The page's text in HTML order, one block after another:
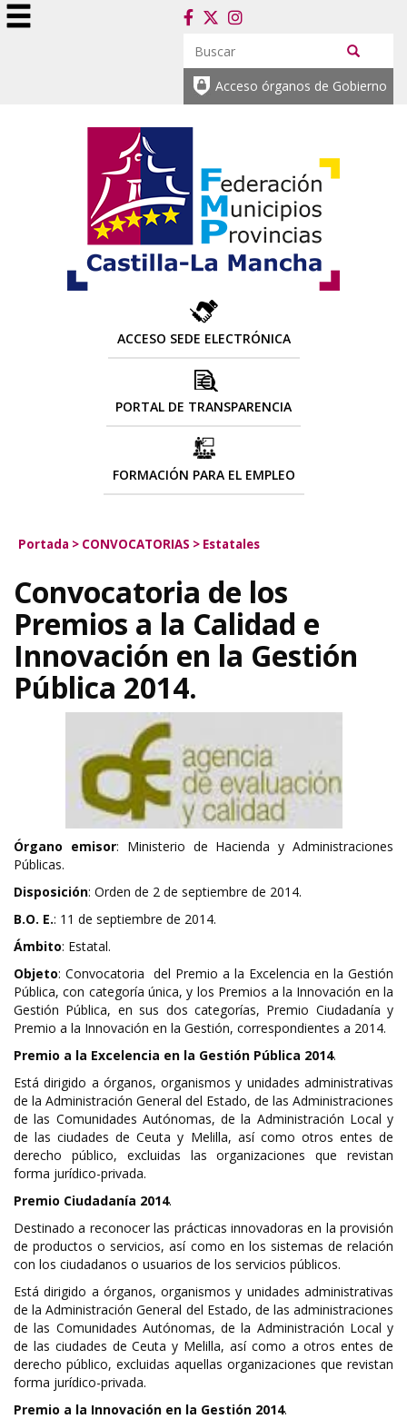
Acceso órganos de Gobierno
ACCESO SEDE ELECTRÓNICA
PORTAL DE TRANSPARENCIA
FORMACIÓN PARA EL EMPLEO
Portada > CONVOCATORIAS > Estatales
Convocatoria de los
Premios a la Calidad e
Innovación en la Gestión
Pública 2014.
Órgano emisor: Ministerio de Hacienda y Administraciones
Públicas.
Disposición: Orden de 2 de septiembre de 2014.
B.O. E.: 11 de septiembre de 2014.
Ámbito: Estatal.
Objeto: Convocatoria del Premio a la Excelencia en la Gestión
Pública, con categoría única, y los Premios a la Innovación en la
Gestión Pública, en sus dos categorías, Premio Ciudadanía y
Premio a la Innovación en la Gestión, correspondientes a 2014.
Premio a la Excelencia en la Gestión Pública 2014.
Está dirigido a órganos, organismos y unidades administrativas
de la Administración General del Estado, de las Administraciones
de las Comunidades Autónomas, de la Administración Local y
de las ciudades de Ceuta y Melilla, así como otros entes de
derecho público, excluidas las organizaciones que revistan
forma jurídico-privada.
Premio Ciudadanía 2014.
Destinado a reconocer las prácticas innovadoras en la provisión
de productos o servicios, así como en los sistemas de relación
con los ciudadanos o usuarios de los servicios públicos.
Está dirigido a órganos, organismos y unidades administrativas
de la Administración General del Estado, de las administraciones
de las Comunidades Autónomas, de la Administración Local y
de las ciudades de Ceuta y Melilla, así como a otros entes de
derecho público, excluidas aquellas organizaciones que revistan
forma jurídico-privada.
Premio a la Innovación en la Gestión 2014.